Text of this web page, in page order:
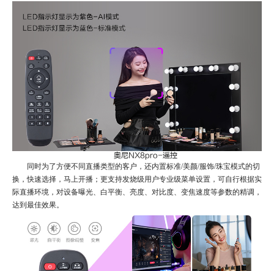
奥尼NX8pro-遥控
同时为了方便不同直播类型的客户，还内置标准/美颜/服饰/珠宝模式的切
换，快速选择，马上开播；更支持发烧级用户专业级菜单设置，可自行根据实
际直播环境，对设备曝光、白平衡、亮度、对比度、变焦速度等参数的精调，
达到最佳效果。